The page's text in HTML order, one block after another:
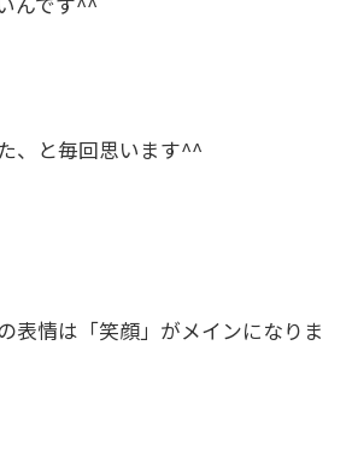
、と毎回思います^^
表情は「笑顔」がメインになりま